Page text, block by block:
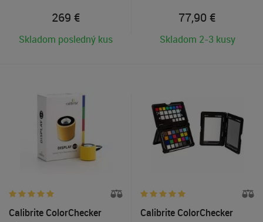
269 €
Skladom posledný kus
77,90 €
Skladom 2-3 kusy
Calibrite ColorChecker
Calibrite ColorChecker